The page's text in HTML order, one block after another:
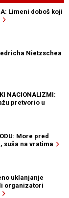
Limeni doboš koji
Nietzschea
NACIONALIZMI:
pretvorio u
More pred
suša na vratima
uklanjanje
organizatori